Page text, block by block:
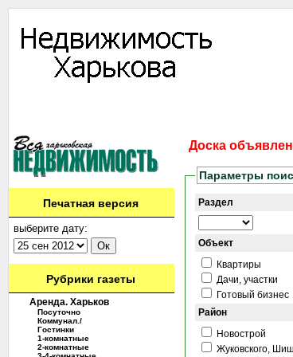
Печатная версия
выберите дату:
Рубрики газеты
Аренда. Харьков
Посуточно
Коммунал./
Гостинки
1-комнатные
2-комнатные
Доска
Параметры
Раздел
Объект
Квартиры
Дачи, участки
Готовый бизнес
Район
Новострой
Жуковского,